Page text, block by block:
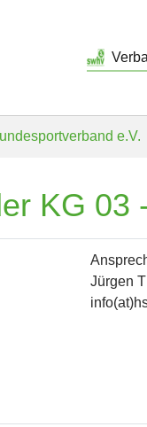
e.V.
KG 03
Jürgen